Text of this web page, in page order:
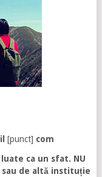
[punct] com
ca un sfat. NU
de altă instituție